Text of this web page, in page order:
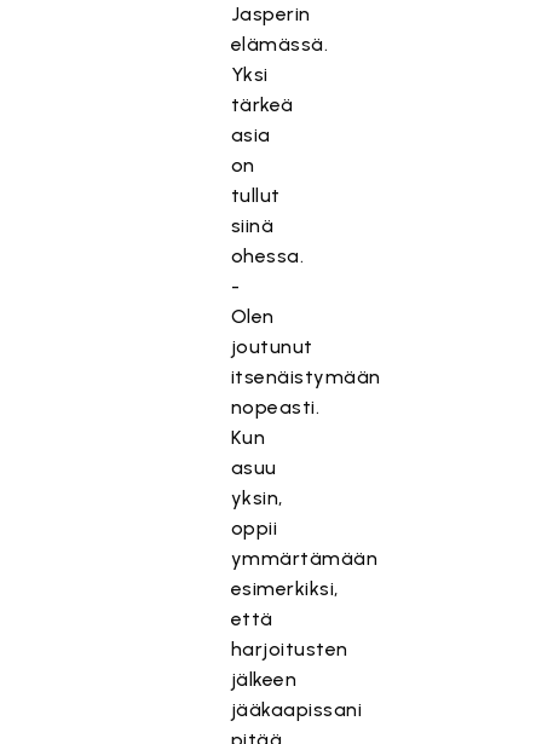
Jasperin
elämässä.
Yksi
tärkeä
asia
on
tullut
siinä
ohessa.
-
Olen
joutunut
itsenäistymään
nopeasti.
Kun
asuu
yksin,
oppii
ymmärtämään
esimerkiksi,
että
harjoitusten
jälkeen
jääkaapissani